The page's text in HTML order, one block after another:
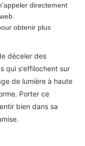
directement
obtenir plus
déceler des
qui s'effilochent sur
de lumière à haute
Porter ce
bien dans sa